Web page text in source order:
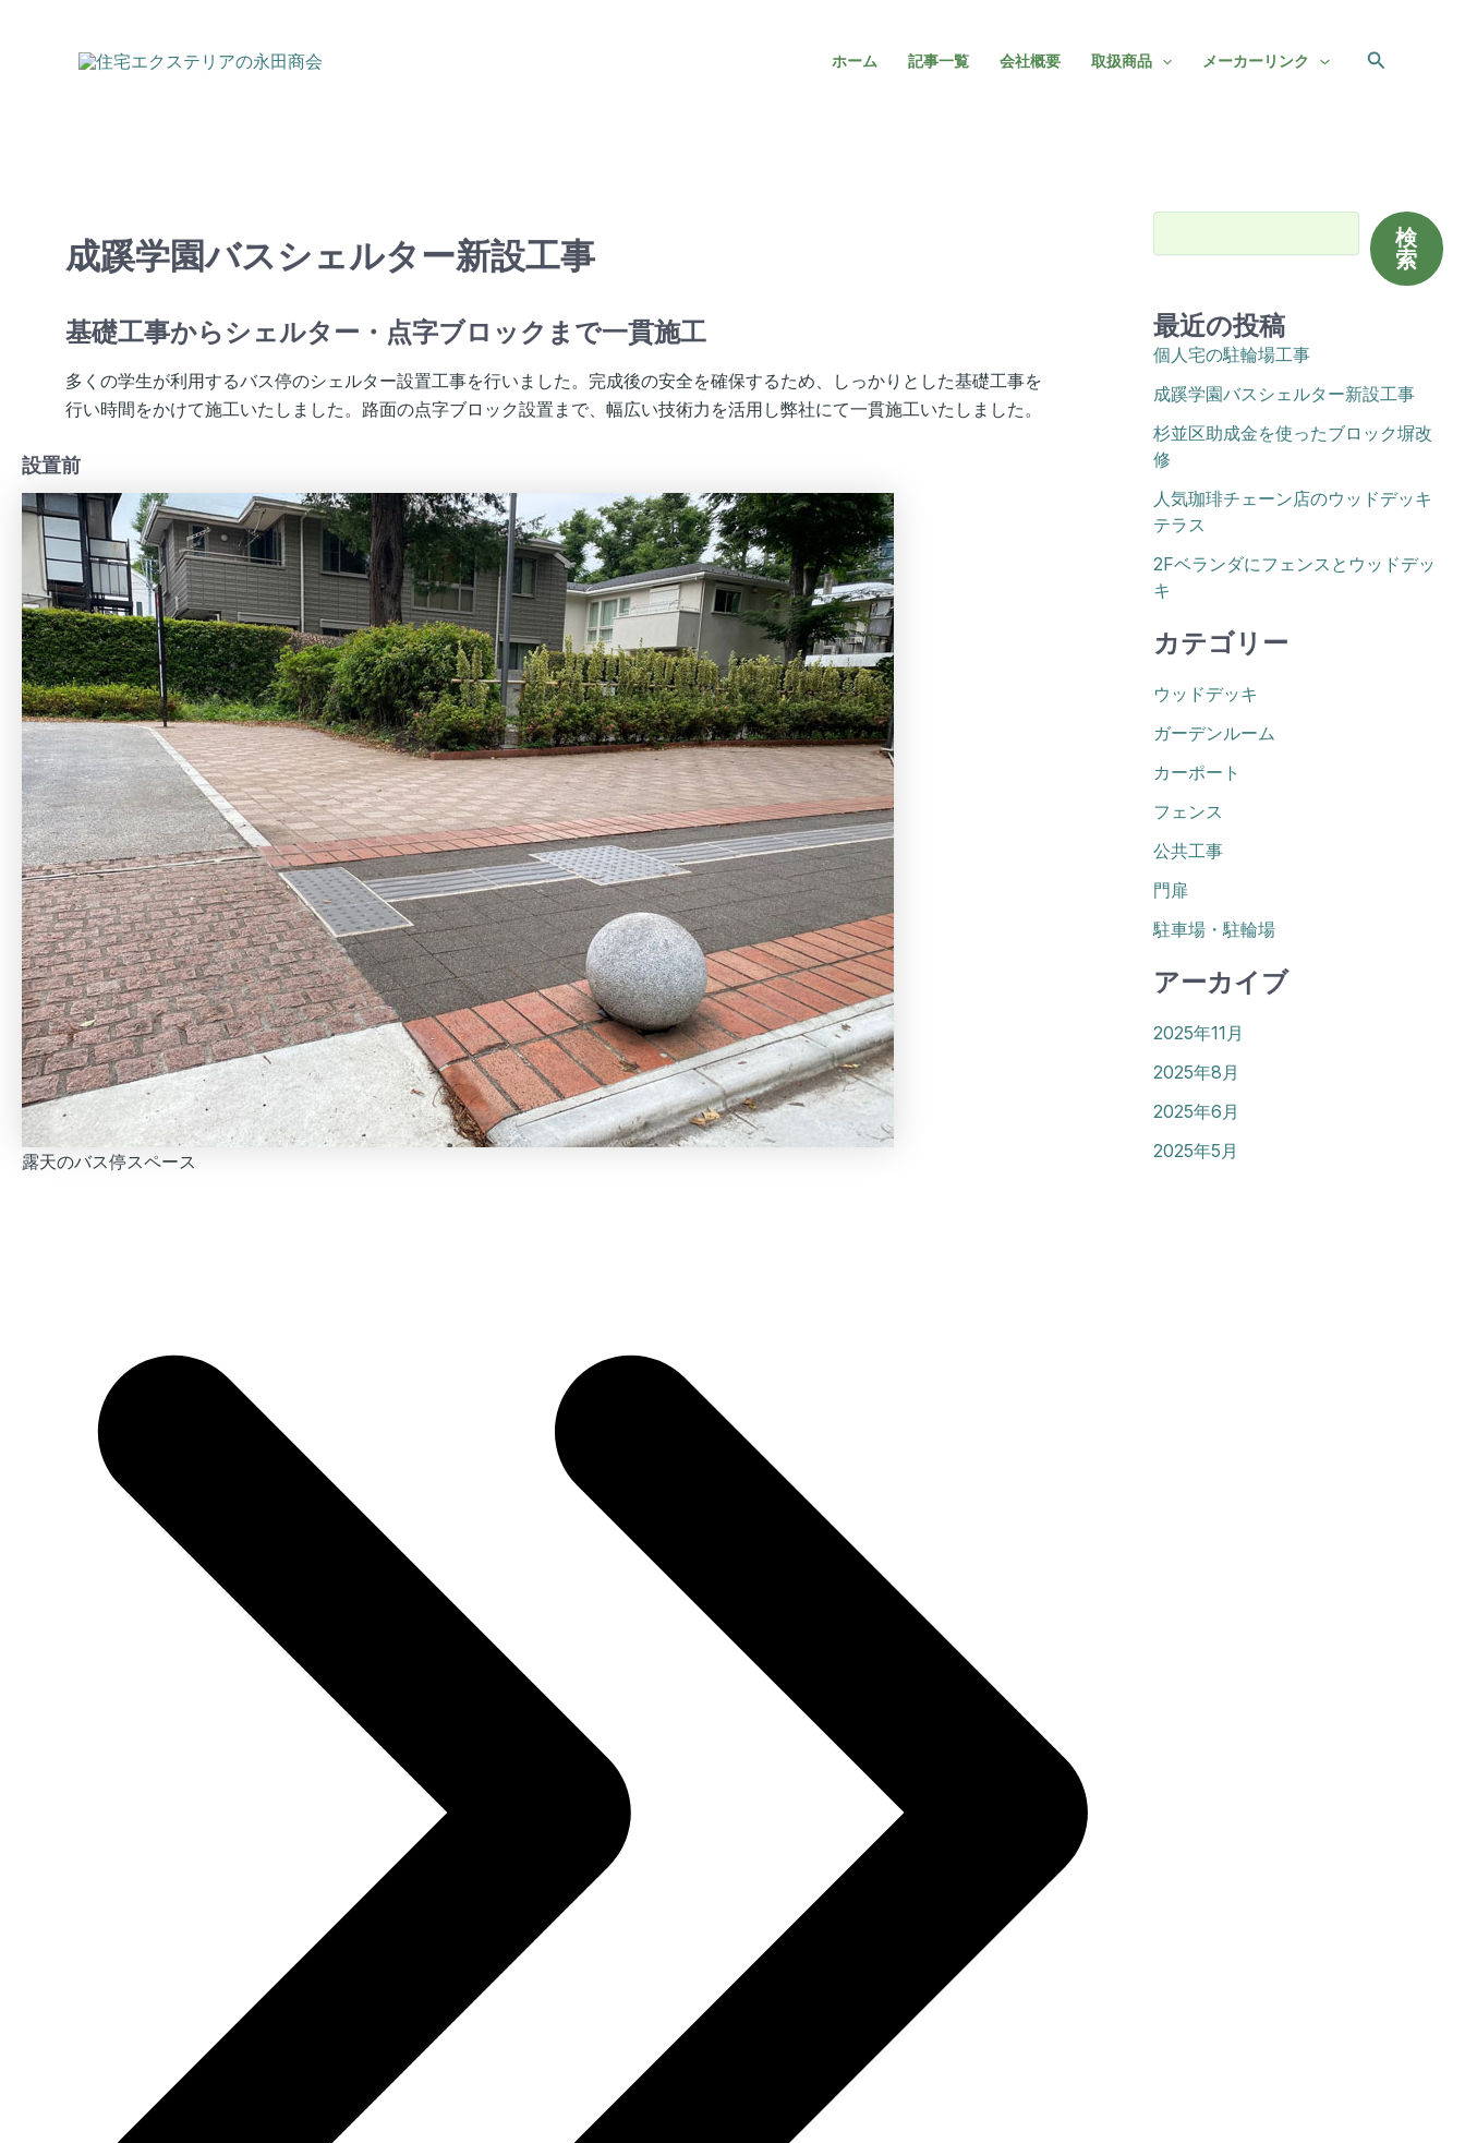
ホーム 記事一覧 会社概要 取扱商品 メーカーリンク
検
成蹊学園バスシェルター新設工事
基礎工事からシェルター・点字ブロックまで一貫施工
多くの学生が利用するバス停のシェルター設置工事を行いました。完成後の安全を確保するため、しっかりとした基礎工事を
行い時間をかけて施工いたしました。路面の点字ブロック設置まで、幅広い技術力を活用し弊社にて一貫施工いたしました。
設置前
露天のバス停スペース
検
索
最近の投稿
個人宅の駐輪場工事
成蹊学園バスシェルター新設工事
杉並区助成金を使ったブロック塀改
修
人気珈琲チェーン店のウッドデッキ
テラス
2Fベランダにフェンスとウッドデッ
キ
カテゴリー
ウッドデッキ
ガーデンルーム
カーポート
フェンス
公共工事
門扉
駐車場・駐輪場
アーカイブ
2025年11月
2025年8月
2025年6月
2025年5月